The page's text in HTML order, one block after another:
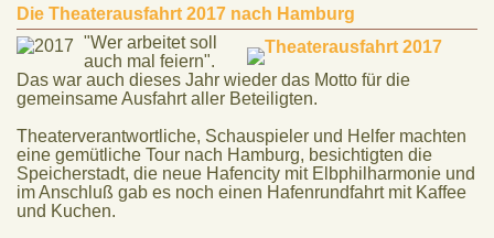
Die Theaterausfahrt 2017 nach Hamburg
"Wer arbeitet soll
auch mal feiern".
Das war auch dieses Jahr wieder das Motto für die
gemeinsame Ausfahrt aller Beteiligten.
Theaterverantwortliche, Schauspieler und Helfer machten
eine gemütliche Tour nach Hamburg, besichtigten die
Speicherstadt, die neue Hafencity mit Elbphilharmonie und
im Anschluß gab es noch einen Hafenrundfahrt mit Kaffee
und Kuchen.